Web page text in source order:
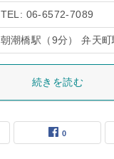
TEL: 06-6572-7089
朝潮橋駅（9分） 弁天町
続きを読む
0